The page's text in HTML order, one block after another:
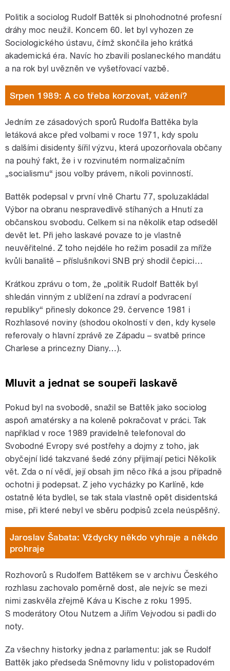
Politik a sociolog Rudolf Battěk si plnohodnotné profesní
dráhy moc neužil. Koncem 60. let byl vyhozen ze
Sociologického ústavu, čímž skončila jeho krátká
akademická éra. Navíc ho zbavili poslaneckého mandátu
a na rok byl uvězněn ve vyšetřovací vazbě.
Srpen 1989: A co třeba korzovat, vážení?
Jedním ze zásadových sporů Rudolfa Battěka byla
letáková akce před volbami v roce 1971, kdy spolu
s dalšími disidenty šířil výzvu, která upozorňovala občany
na pouhý fakt, že i v rozvinutém normalizačním
„socialismu“ jsou volby právem, nikoli povinností.
Battěk podepsal v první vlně Chartu 77, spoluzakládal
Výbor na obranu nespravedlivě stíhaných a Hnutí za
občanskou svobodu. Celkem si na několik etap odseděl
devět let. Při jeho laskavé povaze to je vlastně
neuvěřitelné. Z toho nejdéle ho režim posadil za mříže
kvůli banalitě – příslušníkovi SNB prý shodil čepici…
Krátkou zprávu o tom, že „politik Rudolf Battěk byl
shledán vinným z ublížení na zdraví a podvracení
republiky“ přinesly dokonce 29. července 1981 i
Rozhlasové noviny (shodou okolností v den, kdy kysele
referovaly o hlavní zprávě ze Západu – svatbě prince
Charlese a princezny Diany…).
Mluvit a jednat se soupeři laskavě
Pokud byl na svobodě, snažil se Battěk jako sociolog
aspoň amatérsky a na koleně pokračovat v práci. Tak
například v roce 1989 pravidelně telefonoval do
Svobodné Evropy své postřehy a dojmy z toho, jak
obyčejní lidé takzvané šedé zóny přijímají petici Několik
vět. Zda o ní vědí, její obsah jim něco říká a jsou případně
ochotni ji podepsat. Z jeho vycházky po Karlíně, kde
ostatně léta bydlel, se tak stala vlastně opět disidentská
mise, při které nebyl ve sběru podpisů zcela neúspěšný.
Jaroslav Šabata: Vždycky někdo vyhraje a někdo
prohraje
Rozhovorů s Rudolfem Battěkem se v archivu Českého
rozhlasu zachovalo poměrně dost, ale nejvíc se mezi
nimi zaskvěla zřejmě Káva u Kische z roku 1995.
S moderátory Otou Nutzem a Jiřím Vejvodou si padli do
noty.
Za všechny historky jedna z parlamentu: jak se Rudolf
Battěk jako předseda Sněmovny lidu v polistopadovém